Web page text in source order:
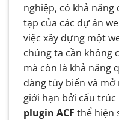
nghiệp, có khả
tạp của các dự án
việc xây dựng một
chúng ta cần không
mà còn là khả năng
dàng tùy biến và
giới hạn bởi cấu
plugin ACF thể hiện